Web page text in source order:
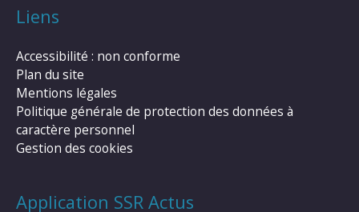
Liens
Accessibilité : non conforme
Plan du site
Mentions légales
Politique générale de protection des données à
caractère personnel
Gestion des cookies
Application SSR Actus